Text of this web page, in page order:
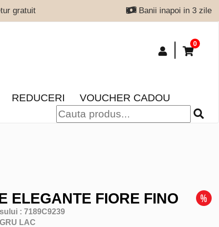
gratuit Banii inapoi in 3 zile
0
REDUCERI VOUCHER CADOU
ELEGANTE FIORE FINO
: 7189C9239
LAC